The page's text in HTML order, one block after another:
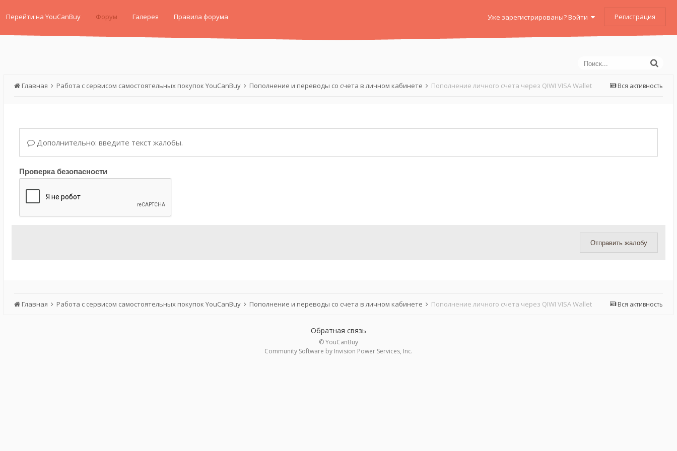
Перейти на YouCanBuy Форум Галерея Правила форума Уже зарегистрированы? Войти Регистрация
Вся активность
Главная Работа с сервисом самостоятельных покупок YouCanBuy Пополнение и переводы со счета в личном кабинете Пополнение личного счета через QIWI VISA Wallet
Дополнительно: введите текст жалобы.
Проверка безопасности
Отправить жалобу
Вся активность
Главная Работа с сервисом самостоятельных покупок YouCanBuy Пополнение и переводы со счета в личном кабинете Пополнение личного счета через QIWI VISA Wallet
Обратная связь
© YouCanBuy
Community Software by Invision Power Services, Inc.